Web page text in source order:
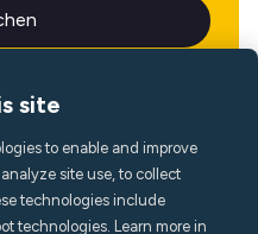
site
to enable and improve
site use, to collect
technologies include
technologies. Learn more in